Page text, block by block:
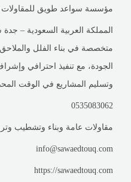
مؤسسة سواعد طويق
المملكة العربية السعودية –
متخصصة في بناء الفلل والملاحق
الجودة، مع تنفيذ احترافي
وتسليم المشاريع في الوقت
0535083062
مقاولات عامة وبناء وتشطيب
info@sawaedtouq.com
https://sawaedtouq.com